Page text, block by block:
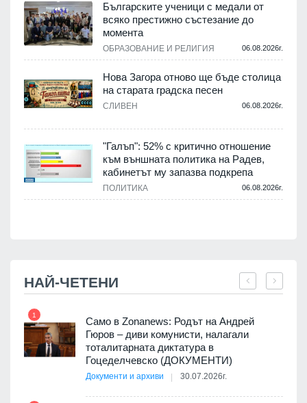
Българските ученици с медали от
всяко престижно състезание до
момента
ОБРАЗОВАНИЕ И РЕЛИГИЯ 06.08.2026г.
Нова Загора отново ще бъде столица
на старата градска песен
СЛИВЕН 06.08.2026г.
"Галъп": 52% с критично отношение
към външната политика на Радев,
кабинетът му запазва подкрепа
ПОЛИТИКА 06.08.2026г.
НАЙ-ЧЕТЕНИ
1
Само в Zonanews: Родът на Андрей
Гюров – диви комунисти, налагали
тоталитарната диктатура в
Гоцеделчевско (ДОКУМЕНТИ)
Документи и архиви 30.07.2026г.